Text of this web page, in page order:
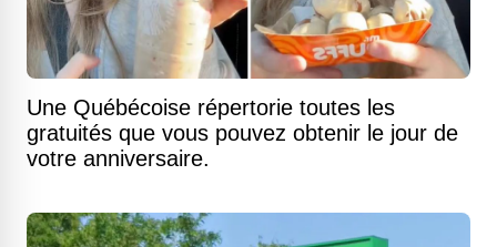
Une Québécoise répertorie toutes les
gratuités que vous pouvez obtenir le jour de
votre anniversaire.